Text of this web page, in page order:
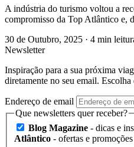
A indústria do turismo voltou a
compromisso da Top Atlântico e,
30 de Outubro, 2025 · 4 min
Newsletter
Inspiração para a sua próxima
diretamente no seu email. Escolha
Endereço de email
Que newsletters quer receber?
Blog Magazine - dicas e
Atlântico - ofertas e